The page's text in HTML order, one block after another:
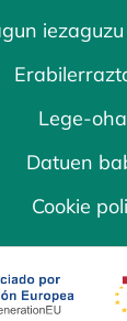
Lege-
Datuen
Cookie
in a new